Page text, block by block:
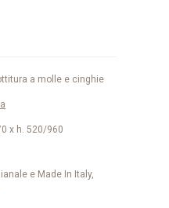
a molle e cinghie
x h. 520/960
e Made In Italy,